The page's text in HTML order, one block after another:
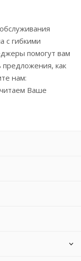
с гибкими
помогут вам
предложения, как
нам:
Ваше